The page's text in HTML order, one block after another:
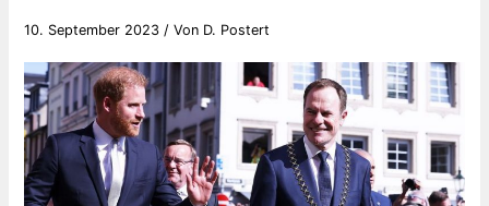
10. September 2023 / Von D. Postert